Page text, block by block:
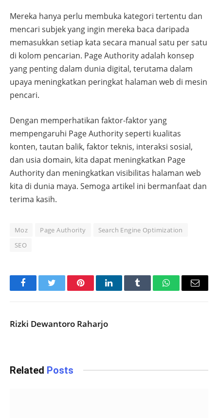
Mereka hanya perlu membuka kategori tertentu dan
mencari subjek yang ingin mereka baca daripada
memasukkan setiap kata secara manual satu per satu
di kolom pencarian. Page Authority adalah konsep
yang penting dalam dunia digital, terutama dalam
upaya meningkatkan peringkat halaman web di mesin
pencari.
Dengan memperhatikan faktor-faktor yang
mempengaruhi Page Authority seperti kualitas
konten, tautan balik, faktor teknis, interaksi sosial,
dan usia domain, kita dapat meningkatkan Page
Authority dan meningkatkan visibilitas halaman web
kita di dunia maya. Semoga artikel ini bermanfaat dan
terima kasih.
Moz Page Authority
Search Engine Optimization
SEO
FacebookTwitter PinterestLinkedInTumblr WhatsAppEmail
Rizki Dewantoro Raharjo
Related Posts